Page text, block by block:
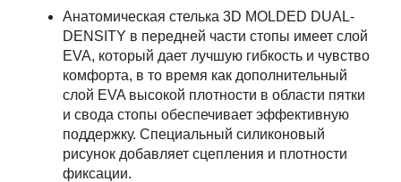
Анатомическая стелька 3D MOLDED DUAL-
DENSITY в передней части стопы имеет слой
EVA, который дает лучшую гибкость и чувство
комфорта, в то время как дополнительный
слой EVA высокой плотности в области пятки
и свода стопы обеспечивает эффективную
поддержку. Специальный силиконовый
рисунок добавляет сцепления и плотности
фиксации.